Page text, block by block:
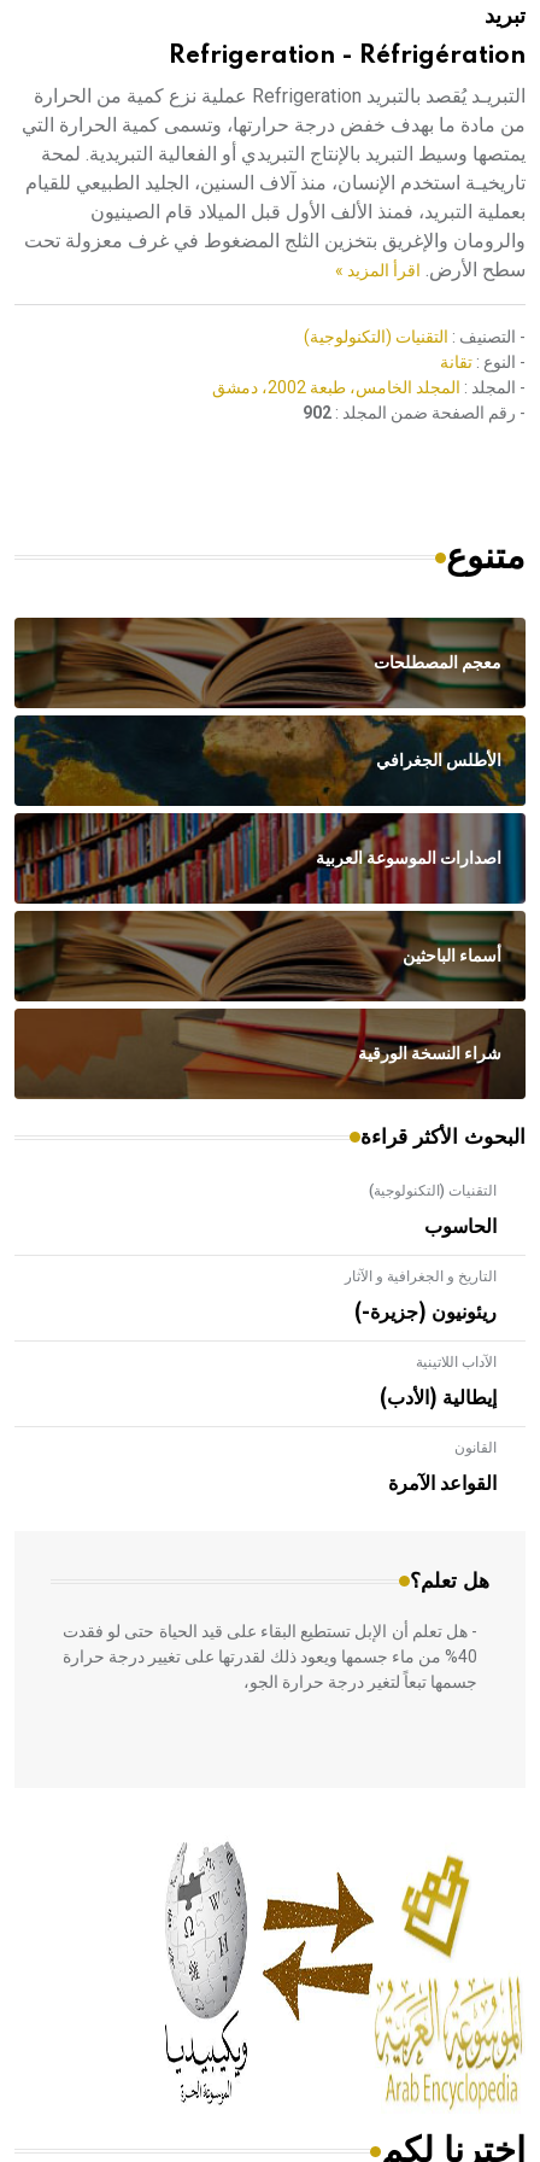
تبريد
Refrigeration - Réfrigération
التبريـد يُقصد بالتبريد Refrigeration عملية نزع كمية من الحرارة
من مادة ما بهدف خفض درجة حرارتها، وتسمى كمية الحرارة التي
يمتصها وسيط التبريد بالإنتاج التبريدي أو الفعالية التبريدية. لمحة
تاريخيـة استخدم الإنسان، منذ آلاف السنين، الجليد الطبيعي للقيام
بعملية التبريد، فمنذ الألف الأول قبل الميلاد قام الصينيون
والرومان والإغريق بتخزين الثلج المضغوط في غرف معزولة تحت
سطح الأرض. اقرأ المزيد »
- التصنيف : التقنيات (التكنولوجية)
- النوع : تقانة
- المجلد : المجلد الخامس، طبعة 2002، دمشق
- رقم الصفحة ضمن المجلد : 902
متنوع
معجم المصطلحات
الأطلس الجغرافي
اصدارات الموسوعة العربية
أسماء الباحثين
شراء النسخة الورقية
البحوث الأكثر قراءة
التقنيات (التكنولوجية)
الحاسوب
التاريخ و الجغرافية و الآثار
ريئونيون (جزيرة-)
الآداب اللاتينية
إيطالية (الأدب)
القانون
القواعد الآمرة
هل تعلم؟
- هل تعلم أن الأبلق نوع من الفنون الهندسية التي ارتبطت
بالعمارة الإسلامية في بلاد الشام ومصر خاصة، حيث يحرص
المعمار على بناء مداميكه وخاصة في الواجهات
- هل تعلم أن الإبل تستطيع البقاء على قيد الحياة حتى لو فقدت
40% من ماء جسمها ويعود ذلك لقدرتها على تغيير درجة حرارة
جسمها تبعاً لتغير درجة حرارة الجو،
الحكم، الأدلة، تنظيم التغذية، ورسالته في جروح الرأس. ويعود
له الفضل بأنه حرر الطب من الدين والفلسفة.
- هل تعلم أن المرجان إفراز حيواني يتكون في البحر ويتركب
من مادة كربونات الكلسيوم، وهو أحمر أو شديد الحمرة وهو
أجود أنواعه، ويمتاز بكبر الحجم ويسمى الش
اخترنا لكم